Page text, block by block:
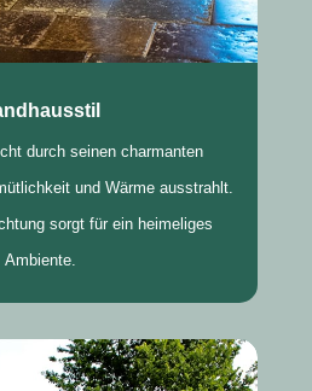
durch seinen charmanten
und Wärme ausstrahlt.
sorgt für ein heimeliges
Ambiente.